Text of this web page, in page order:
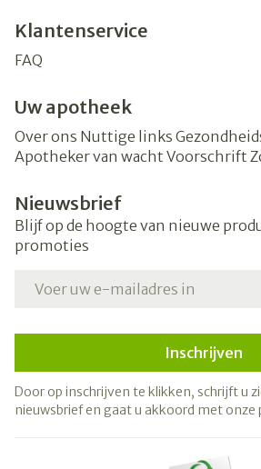
Klantenservice
FAQ
Uw apotheek
Over ons Nuttige links
Apotheker van wacht Voorschrift
Nieuwsbrief
Blijf op de hoogte van nieuwe
promoties
Inschrijven
Door op inschrijven te klikken, schrijft u
nieuwsbrief en gaat u akkoord met onze